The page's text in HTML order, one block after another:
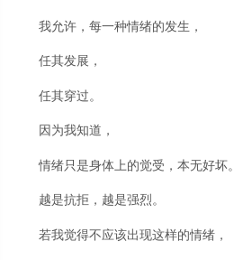
我允许，每一种情绪的发生，
任其发展，
任其穿过。
因为我知道，
情绪只是身体上的觉受，本无好坏。
越是抗拒，越是强烈。
若我觉得不应该出现这样的情绪，